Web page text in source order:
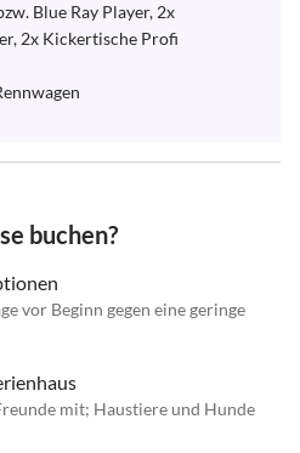
Blue Ray Player, 2x
2x Kickertische Profi
buchen?
vor Beginn gegen eine geringe
mit; Haustiere und Hunde